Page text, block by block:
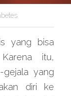
yang bisa
itu,
gejala yang
diri ke